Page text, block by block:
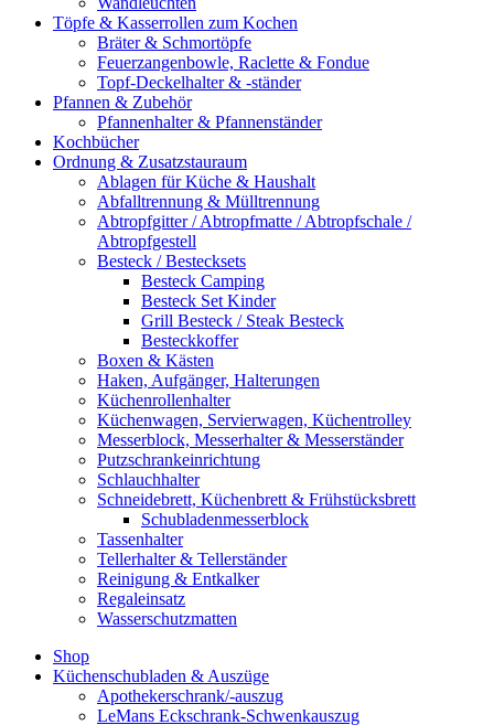
Töpfe & Kasserrollen zum Kochen
Bräter & Schmortöpfe
Feuerzangenbowle, Raclette & Fondue
Topf-Deckelhalter & -ständer
Pfannen & Zubehör
Pfannenhalter & Pfannenständer
Kochbücher
Ordnung & Zusatzstauraum
Ablagen für Küche & Haushalt
Abfalltrennung & Mülltrennung
Abtropfgitter / Abtropfmatte / Abtropfschale /
Abtropfgestell
Besteck / Bestecksets
Besteck Camping
Besteck Set Kinder
Grill Besteck / Steak Besteck
Besteckkoffer
Boxen & Kästen
Haken, Aufgänger, Halterungen
Küchenrollenhalter
Küchenwagen, Servierwagen, Küchentrolley
Messerblock, Messerhalter & Messerständer
Putzschrankeinrichtung
Schlauchhalter
Schneidebrett, Küchenbrett & Frühstücksbrett
Schubladenmesserblock
Tassenhalter
Tellerhalter & Tellerständer
Reinigung & Entkalker
Regaleinsatz
Wasserschutzmatten
Shop
Küchenschubladen & Auszüge
Apothekerschrank/-auszug
LeMans Eckschrank-Schwenkauszug